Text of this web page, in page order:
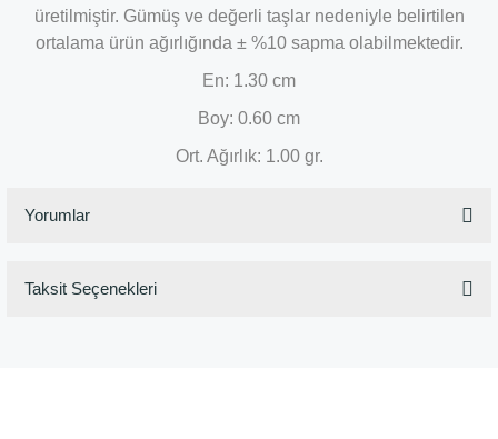
üretilmiştir. Gümüş ve değerli taşlar nedeniyle belirtilen
ortalama ürün ağırlığında ± %10 sapma olabilmektedir.
En: 1.30 cm
Boy: 0.60 cm
Ort. Ağırlık: 1.00 gr.
Yorumlar
Taksit Seçenekleri